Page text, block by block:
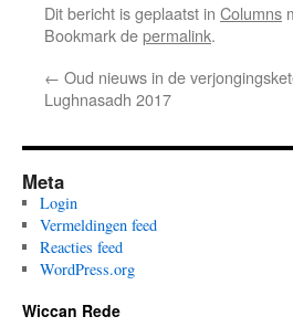
Dit bericht is geplaatst in Columns
Bookmark depermalink.
← Oud nieuws in de
Lughnasadh 2017
Meta
Login
Vermeldingen feed
Reacties feed
WordPress.org
Wiccan Rede